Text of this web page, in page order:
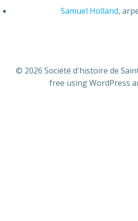
Samuel Holland,
© 2026 Société d'histoire de
free using WordPress